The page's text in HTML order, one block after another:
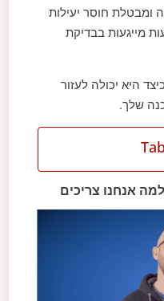
ומבטלת חוסר יעילות
מייגעות בבדיקת
היא יכולה לעזור
שלך.
אנחנו צריכים